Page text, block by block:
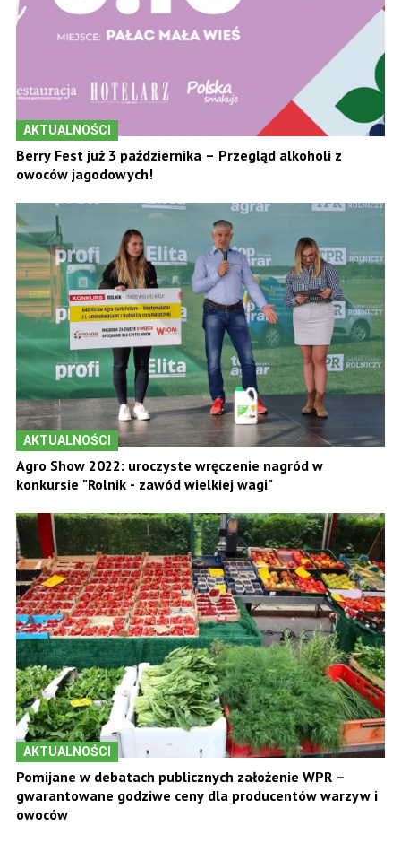
AKTUALNOŚCI
Berry Fest już 3 października – Przegląd alkoholi z
owoców jagodowych!
AKTUALNOŚCI
Agro Show 2022: uroczyste wręczenie nagród w
konkursie "Rolnik - zawód wielkiej wagi"
AKTUALNOŚCI
Pomijane w debatach publicznych założenie WPR –
gwarantowane godziwe ceny dla producentów warzyw i
owoców